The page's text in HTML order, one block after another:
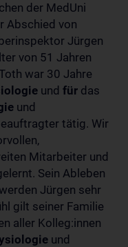
der MedUni
Abschied von
Jürgen
von 51 Jahren
war 30 Jahre
und für das
und
tätig. Wir
Mitarbeiter und
Sein Ableben
Jürgen sehr
gilt seiner Familie
aller Kolleg:innen
und